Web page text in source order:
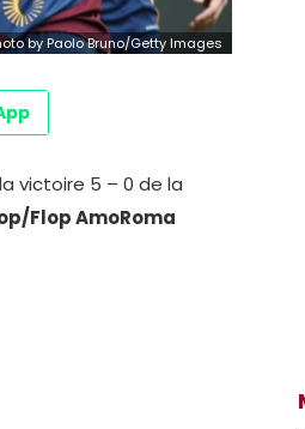
by Paolo Bruno/Getty Images
victoire 5 – 0 de la
Flop AmoRoma